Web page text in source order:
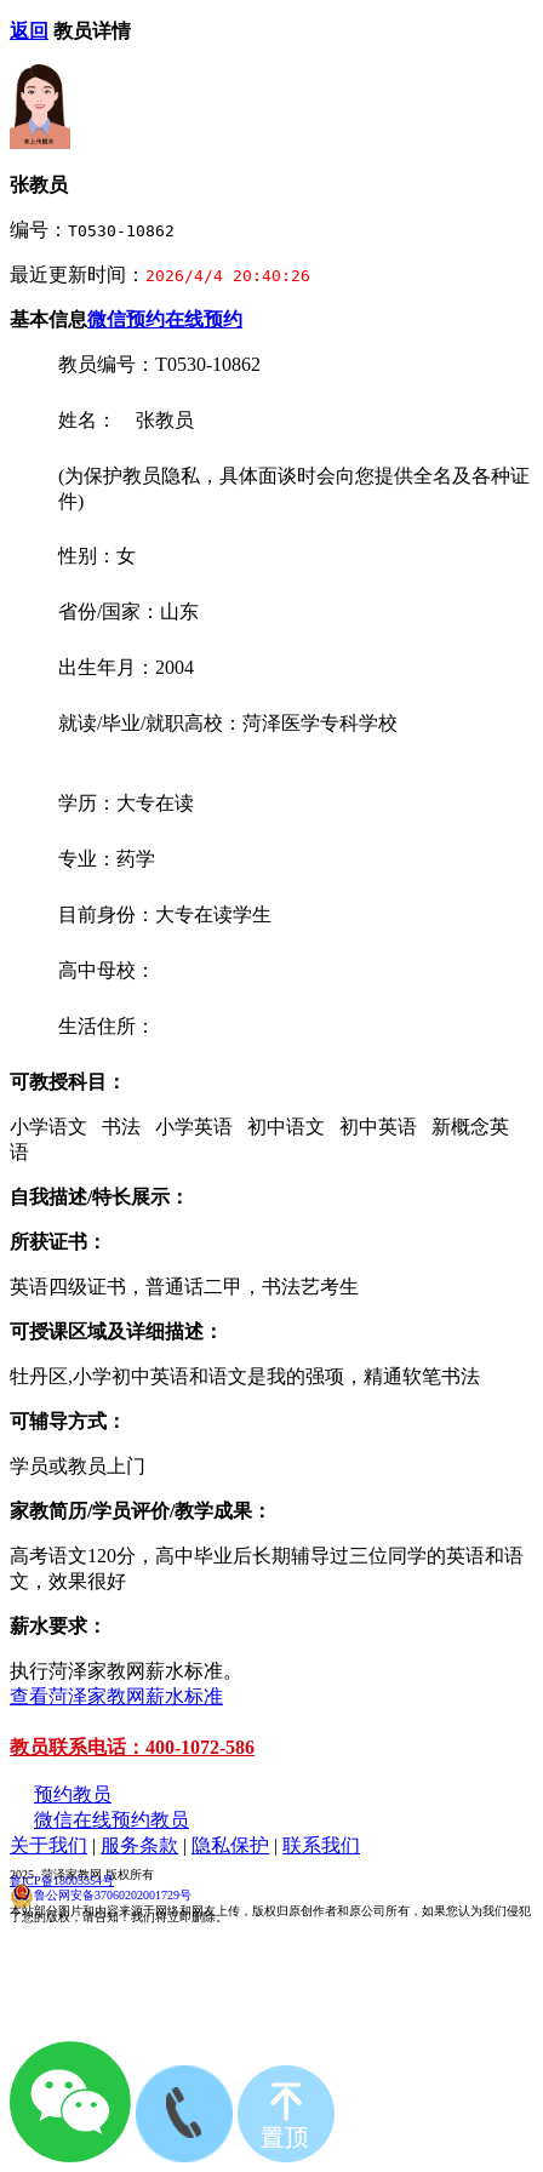
返回 教员详情
张教员
编号： T0530-10862
最近更新时间： 2026/4/4 20:40:26
基本信息微信预约在线预约
教员编号：T0530-10862
姓名： 张教员
(为保护教员隐私，具体面谈时会向您提供全名及各种证
件)
性别：女
省份/国家：山东
出生年月：2004
就读/毕业/就职高校：菏泽医学专科学校
学历：大专在读
专业：药学
目前身份：大专在读学生
高中母校：
生活住所：
可教授科目：
小学语文 书法 小学英语 初中语文 初中英语 新概念英
语
自我描述/特长展示：
所获证书：
英语四级证书，普通话二甲，书法艺考生
可授课区域及详细描述：
牡丹区,小学初中英语和语文是我的强项，精通软笔书法
可辅导方式：
学员或教员上门
家教简历/学员评价/教学成果：
高考语文120分，高中毕业后长期辅导过三位同学的英语和语
文，效果很好
薪水要求：
执行菏泽家教网薪水标准。
查看菏泽家教网薪水标准
教员联系电话：400-1072-586
预约教员
微信在线预约教员
关于我们 | 服务条款 | 隐私保护 | 联系我们
2025 菏泽家教网 版权所有
鲁ICP备18005554号
鲁公网安备37060202001729号
本站部分图片和内容来源于网络和网友上传，版权归原创作者和原公司所有，如果您认为我们侵犯
了您的版权，请告知！我们将立即删除。